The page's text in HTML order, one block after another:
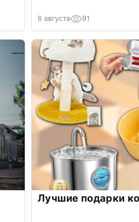
6 августа 91
Лучшие подарки